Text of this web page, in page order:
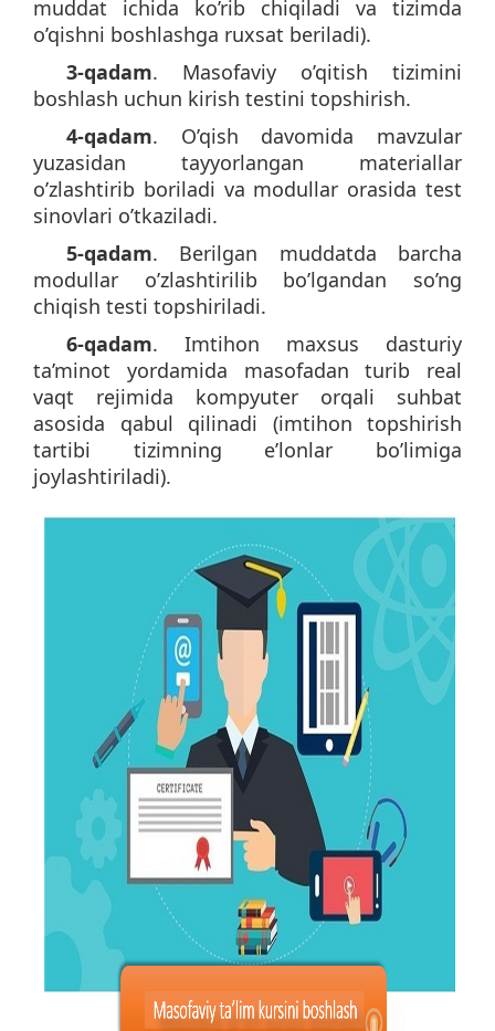
muddat ichida ko’rib chiqiladi va tizimda
o’qishni boshlashga ruxsat beriladi).
3-qadam. Masofaviy o’qitish tizimini
boshlash uchun kirish testini topshirish.
4-qadam. O’qish davomida mavzular
yuzasidan tayyorlangan materiallar
o’zlashtirib boriladi va modullar orasida test
sinovlari o’tkaziladi.
5-qadam. Berilgan muddatda barcha
modullar o’zlashtirilib bo’lgandan so’ng
chiqish testi topshiriladi.
6-qadam. Imtihon maxsus dasturiy
ta’minot yordamida masofadan turib real
vaqt rejimida kompyuter orqali suhbat
asosida qabul qilinadi (imtihon topshirish
tartibi tizimning e’lonlar bo’limiga
joylashtiriladi).